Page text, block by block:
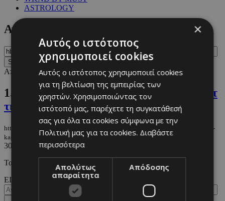
ASTROLOGY
Αναζήτηση
Αποτελέσματα 1-1 από 1 που βρέθηκαν αναζητώνταςhbo
1.
«The White Lotus»: Αυτό είναι το καστ
της 4ης σεζόν
https://m.must.com.cy/gr/culture/entertainment/the-white-lotus-ayto-einai-to-
kast-tis-4is-sezon
30/01/2026|ENTERTAINMENT
Τα νέα πρόσωπα που θα δούμε στην σειρά.
ΕΙΣΟΔΟΣ
×
Αυτός ο ιστότοπος
χρησιμοποιεί cookies
Αυτός ο ιστότοπος χρησιμοποιεί cookies
για τη βελτίωση της εμπειρίας των
χρηστών. Χρησιμοποιώντας τον
ιστότοπό μας, παρέχετε τη συγκατάθεσή
σας για όλα τα cookies σύμφωνα με την
Πολιτική μας για τα cookies. Διαβάστε
περισσότερα
Απολύτως
απαραίτητα
Απόδοσης